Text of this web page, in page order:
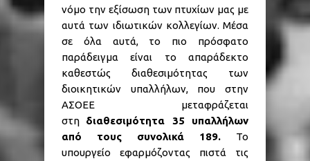
νόμο την εξίσωση των πτυχίων μας με
αυτά των ιδιωτικών κολλεγίων. Μέσα
σε όλα αυτά, το πιο πρόσφατο
παράδειγμα είναι το απαράδεκτο
καθεστώς διαθεσιμότητας των
διοικητικών υπαλλήλων, που στην
ΑΣΟΕΕ μεταφράζεται
στη διαθεσιμότητα 35 υπαλλήλων
από τους συνολικά 189. Το
υπουργείο εφαρμόζοντας πιστά τις